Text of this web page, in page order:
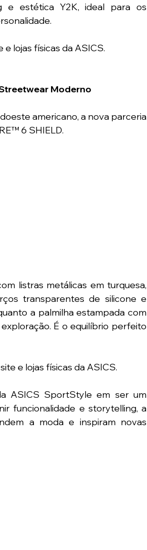
e estética Y2K, ideal para os
lojas físicas da ASICS.
Streetwear Moderno
americano, a nova parceria
6 SHIELD.
listras metálicas em turquesa,
transparentes de silicone e
a palmilha estampada com
É o equilíbrio perfeito
e lojas físicas da ASICS.
ASICS SportStyle em ser um
funcionalidade e storytelling, a
a moda e inspiram novas